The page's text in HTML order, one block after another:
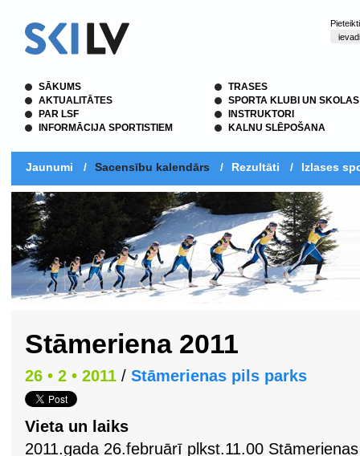
SĀKUMS
AKTUALITĀTES
PAR LSF
INFORMĀCIJA SPORTISTIEM
TRASES
SPORTA KLUBI UN SKOLAS
INSTRUKTORI
KALNU SLĒPOŠANA
Jaunumi / Sacensību kalendārs / Rezultāti / Izlases
Stāmeriena 2011
26 • 2 • 2011 / Stāmerienas pils parks
Vieta un laiks
2011.gada 26.februārī plkst.11.00